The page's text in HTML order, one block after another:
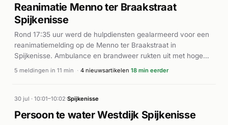
Reanimatie Menno ter Braakstraat
Spijkenisse
Rond 17:35 uur werd de hulpdiensten gealarmeerd voor een
reanimatiemelding op de Menno ter Braakstraat in
Spijkenisse. Ambulance en brandweer rukten uit met hoge
prioriteit. De brandweer werd initially als P1 (spoed) ingezet,
zowel ambulance- als brandweereenheden. Rond 17:47 uur
liep de prioriteit van de brandweer terug naar P2 (normale
urgentie), wat wijst op een afschaling van de initiële ernst. De
5 meldingen in 11 min · 4 nieuwsartikelen 18 min eerder
30 jul · 10:01–10:02·Spijkenisse
Persoon te water Westdijk Spijkenisse